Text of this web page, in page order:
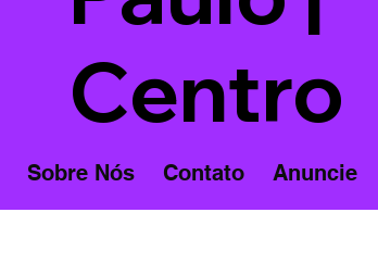
Centro
Sobre Nós Contato Anuncie